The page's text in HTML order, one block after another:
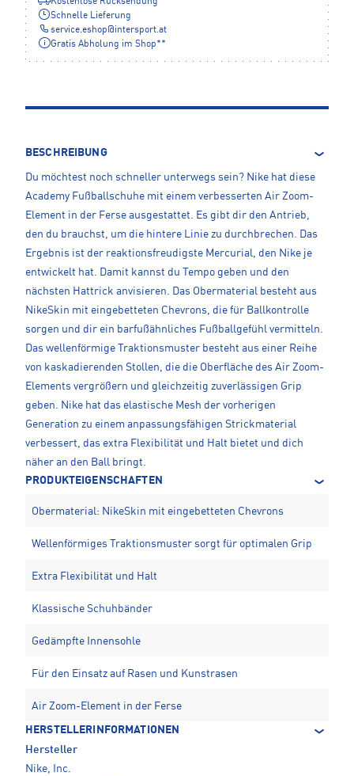
Schnelle Lieferung
service.eshop@ intersport.at
Gratis Abholung im Shop**
BESCHREIBUNG
Du möchtest noch schneller unterwegs sein? Nike hat diese
Academy Fußballschuhe mit einem verbesserten Air Zoom-
Element in der Ferse ausgestattet. Es gibt dir den Antrieb,
den du brauchst, um die hintere Linie zu durchbrechen. Das
Ergebnis ist der reaktionsfreudigste Mercurial, den Nike je
entwickelt hat. Damit kannst du Tempo geben und den
nächsten Hattrick anvisieren. Das Obermaterial besteht aus
NikeSkin mit eingebetteten Chevrons, die für Ballkontrolle
sorgen und dir ein barfußähnliches Fußballgefühl vermitteln.
Das wellenförmige Traktionsmuster besteht aus einer Reihe
von kaskadierenden Stollen, die die Oberfläche des Air Zoom-
Elements vergrößern und gleichzeitig zuverlässigen Grip
geben. Nike hat das elastische Mesh der vorherigen
Generation zu einem anpassungsfähigen Strickmaterial
verbessert, das extra Flexibilität und Halt bietet und dich
näher an den Ball bringt.
PRODUKTEIGENSCHAFTEN
Obermaterial: NikeSkin mit eingebetteten Chevrons
Wellenförmiges Traktionsmuster sorgt für optimalen Grip
Extra Flexibilität und Halt
Klassische Schuhbänder
Gedämpfte Innensohle
Für den Einsatz auf Rasen und Kunstrasen
Air Zoom-Element in der Ferse
HERSTELLERINFORMATIONEN
Hersteller
Nike, Inc.